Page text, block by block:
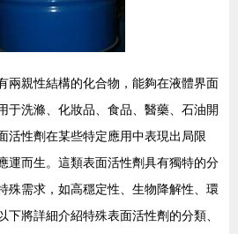
兩親性結構的化合物，能夠在液體界面
于洗滌、化妝品、食品、醫藥、石油開
活性劑在某些特定應用中表現出局限
運而生。這類表面活性劑具有獨特的分
殊需求，如高穩定性、生物降解性、環
下將詳細介紹特殊表面活性劑的分類、